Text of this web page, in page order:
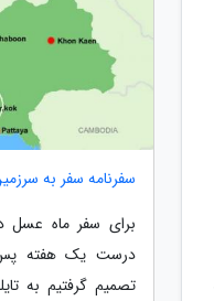
سفرنامه سفر به
درست یک هفته
تصمیم گرفتیم به